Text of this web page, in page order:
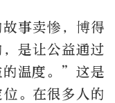
事卖惨，博得
是让公益通过
的温度。”这是
。在很多人的